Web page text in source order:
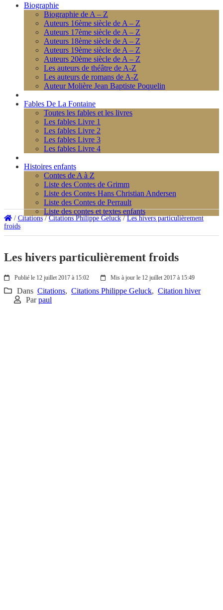
Biographie
Biographie de A – Z
Auteurs 16ème siècle de A – Z
Auteurs 17ème siècle de A – Z
Auteurs 18ème siècle de A – Z
Auteurs 19ème siècle de A – Z
Auteurs 20ème siècle de A – Z
Les auteurs de théâtre de A-Z
Les auteurs de romans de A-Z
Auteur Molière Jean Baptiste Poquelin
Fables De La Fontaine
Toutes les fables et les livres
Les fables Livre 1
Les fables Livre 2
Les fables Livre 3
Les fables Livre 4
Histoires enfants
Contes de A à Z
Liste des Contes de Grimm
Liste des Contes Hans Christian Andersen
Liste des Contes de Perrault
Liste des contes et textes enfants
/ Citations/Citations Philippe Geluck/Les hivers particulièrement
froids
Les hivers particulièrement froids
Publié le 12 juillet 2017 à 15:02 Mis à jour le 12 juillet 2017 à 15:49
Dans Citations, Citations Philippe Geluck, Citation hiver
Parpaul